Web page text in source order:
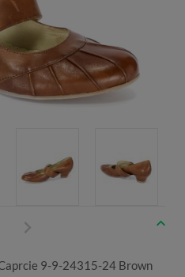
9-9-24315-24 Brown